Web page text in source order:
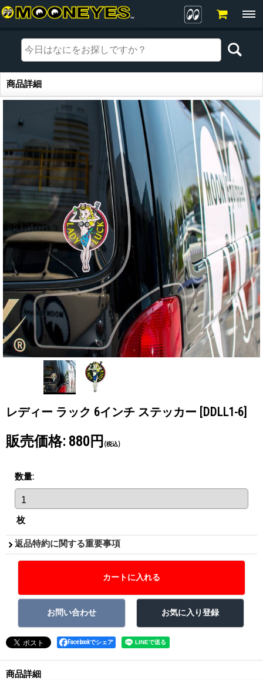
商品詳細
商品詳細
レディー ラック 6インチ ステッカー [DDLL1-6]
販売価格: 880円 (税込)
数量:
枚
返品特約に関する重要事項
Facebookでシェア
商品詳細